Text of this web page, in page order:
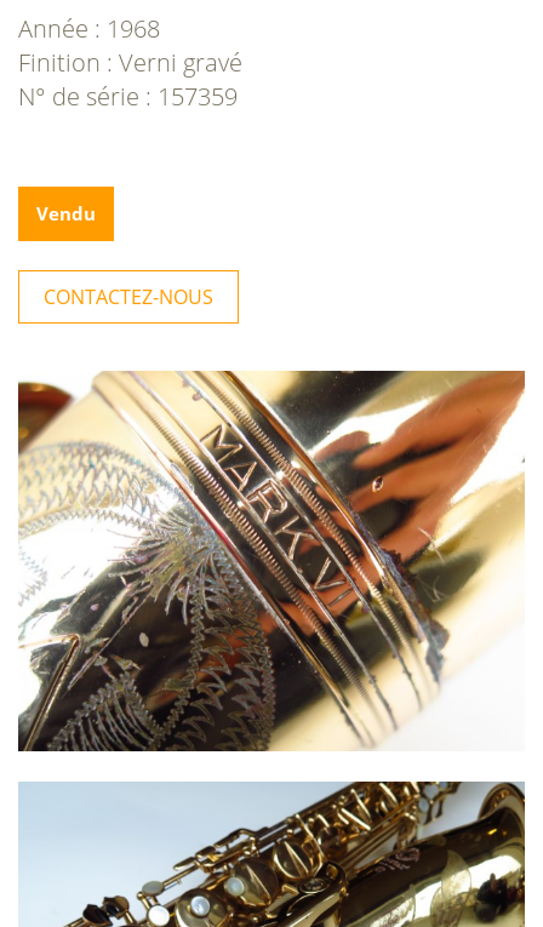
Année : 1968
Finition : Verni gravé
N° de série : 157359
Vendu
CONTACTEZ-NOUS